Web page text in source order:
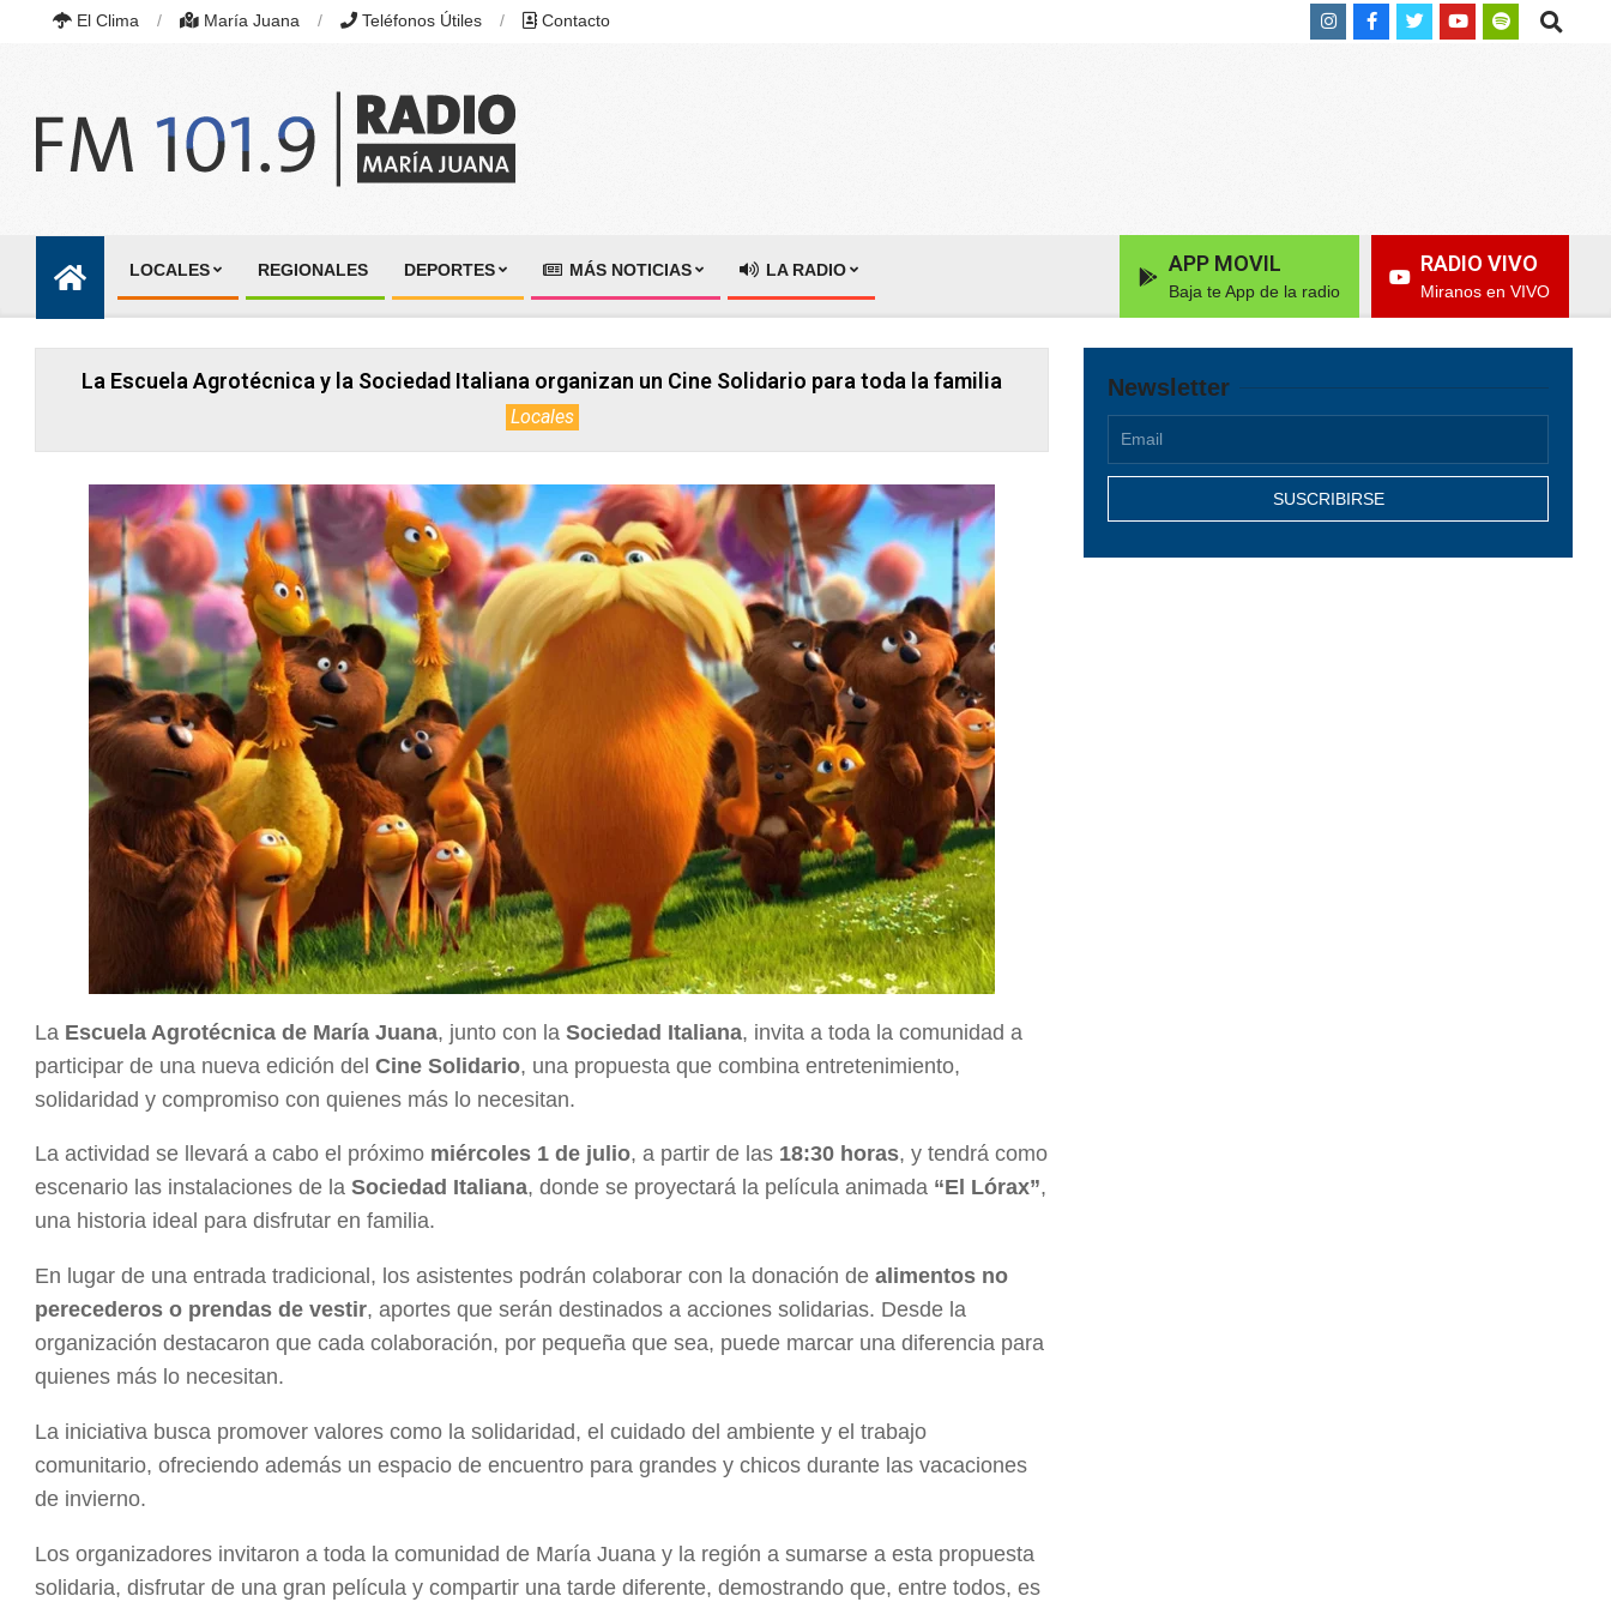
El Clima María Juana Teléfonos Útiles Contacto Search
RADIO
JUANA
FM
SANTA
ARGENTINA
Primary
Navigation
Menu
LOCALES REGIONALES DEPORTES MÁS NOTICIAS LA RADIO APP MOVIL
Baja te App de la radio
RADIO VIVO
Miranos en VIVO
La Escuela Agrotécnica y la Sociedad Italiana organizan un Cine Solidario para toda la familia
Locales
La Escuela Agrotécnica de María Juana, junto con la Sociedad Italiana, invita a toda la comunidad a
participar de una nueva edición del Cine Solidario, una propuesta que combina entretenimiento,
solidaridad y compromiso con quienes más lo necesitan.
La actividad se llevará a cabo el próximo miércoles 1 de julio, a partir de las 18:30 horas, y tendrá como
escenario las instalaciones de la Sociedad Italiana, donde se proyectará la película animada “El Lórax”,
una historia ideal para disfrutar en familia.
En lugar de una entrada tradicional, los asistentes podrán colaborar con la donación de alimentos no
perecederos o prendas de vestir, aportes que serán destinados a acciones solidarias. Desde la
organización destacaron que cada colaboración, por pequeña que sea, puede marcar una diferencia para
quienes más lo necesitan.
La iniciativa busca promover valores como la solidaridad, el cuidado del ambiente y el trabajo
comunitario, ofreciendo además un espacio de encuentro para grandes y chicos durante las vacaciones
de invierno.
Los organizadores invitaron a toda la comunidad de María Juana y la región a sumarse a esta propuesta
solidaria, disfrutar de una gran película y compartir una tarde diferente, demostrando que, entre todos, es
Newsletter